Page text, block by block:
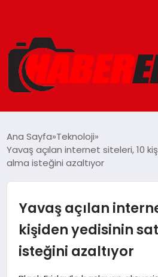
GÜNCEL
MAGAZIN
Ana Sayfa Teknoloji
Yavaş açılan internet siteleri, 10
alma isteğini azaltıyor
Yavaş açılan
kişiden yedisinin
isteğini azaltıyor